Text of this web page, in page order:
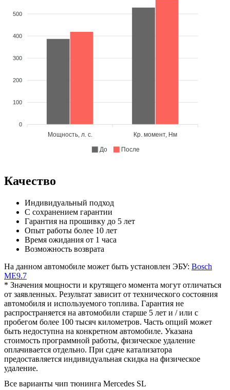
500
400
300
200
100
0
Мощность, л. с. Кр. момент, Нм
До После
Качество
Индивидуальный подход
С сохранением гарантии
Гарантия на прошивку до 5 лет
Опыт работы более 10 лет
Время ожидания от 1 часа
Возможность возврата
На данном автомобиле может быть установлен ЭБУ: Bosch
ME9.7
* Значения мощности и крутящего момента могут отличаться
от заявленных. Результат зависит от технического состояния
автомобиля и используемого топлива. Гарантия не
распространяется на автомобили старше 5 лет и / или с
пробегом более 100 тысяч километров. Часть опций может
быть недоступна на конкретном автомобиле. Указана
стоимость программной работы, физическое удаление
оплачивается отдельно. При сдаче катализатора
предоставляется индивидуальная скидка на физическое
удаление.
Все варианты чип тюнинга Mercedes SL